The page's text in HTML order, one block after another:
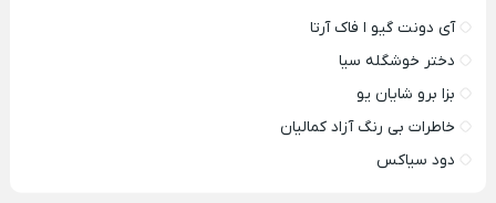
آی دونت گیو ا فاک آرتا
دختر خوشگله سیا
بزا برو شایان یو
خاطرات بی رنگ آزاد کمالیان
دود سیاکس